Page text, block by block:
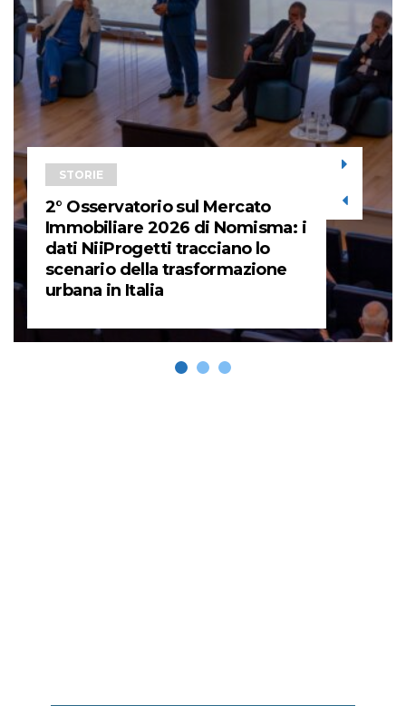
STORIE
2° Osservatorio sul Mercato
Immobiliare 2026 di Nomisma: i
dati NiiProgetti tracciano lo
scenario della trasformazione
urbana in Italia